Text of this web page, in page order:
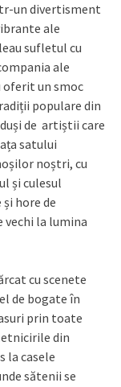
un divertisment
ale
sufletul cu
ale
un smoc
populare din
de artiștii care
satului
noștri, cu
și culesul
hore de
vechi la lumina
cu scenete
de bogate în
prin toate
din
la casele
sătenii se